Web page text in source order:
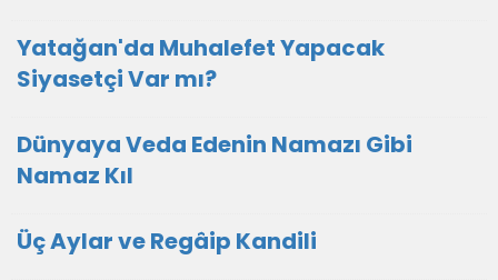
Yatağan'da Muhalefet Yapacak
Siyasetçi Var mı?
Dünyaya Veda Edenin Namazı Gibi
Namaz Kıl
Üç Aylar ve Regâip Kandili